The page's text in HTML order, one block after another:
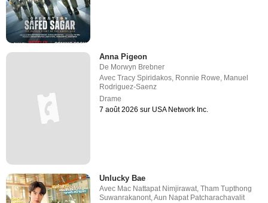
Anna Pigeon
De Morwyn Brebner
AvecTracy Spiridakos, Ronnie Rowe, Manuel
Rodriguez-Saenz
Drame
7 août 2026 sur USA Network Inc.
Unlucky Bae
Avec Mac Nattapat Nimjirawat,Tham Tupthong
Suwanrakanont,Aun Napat Patcharachavalit